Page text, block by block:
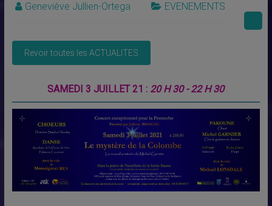
Geneviève Jullien-Ortega EVENEMENTS
SAMEDI 3 JUILLET 21 : 20 H 30 - 22 H 30